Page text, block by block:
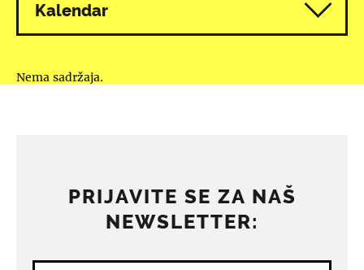
Kalendar
Nema sadržaja.
PRIJAVITE SE ZA NAŠ
NEWSLETTER: